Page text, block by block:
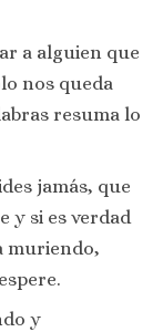
a alguien que
nos queda
resuma lo
jamás, que
y si es verdad
muriendo,
y